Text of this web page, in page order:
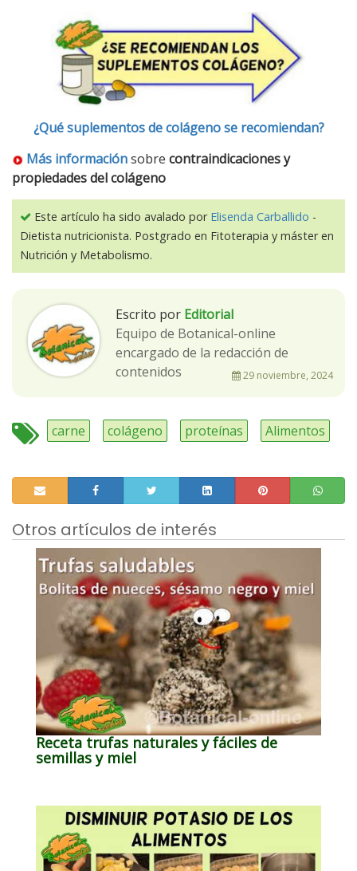
¿Qué suplementos de colágeno se recomiendan?
Más informaciónsobre contraindicaciones y
propiedades del colágeno
Este artículo ha sido avalado por Elisenda Carballido -
Dietista nutricionista. Postgrado en Fitoterapia y máster en
Nutrición y Metabolismo.
Escrito por Editorial
Equipo de Botanical-online
encargado de la redacción de
contenidos
29 noviembre, 2024
carne colágeno proteínas Alimentos
Otros artículos de interés
Receta trufas naturales y fáciles de
semillas y miel